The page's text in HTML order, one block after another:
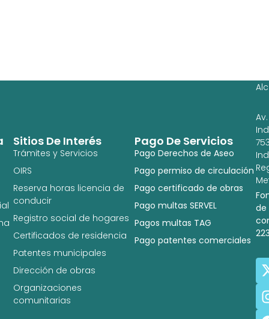
Pago De Servicios
Pago Derechos de Aseo
Pago permiso de circulación
Pago certificado de obras
Pago multas SERVEL
Pagos multas TAG
Pago patentes comerciales
Sitios De Interés
Trámites y Servicios
OIRS
Reserva horas licencia de
conducir
Registro social de hogares
Certificados de residencia
Patentes municipales
Dirección de obras
Organizaciones
comunitarias
Av.
de